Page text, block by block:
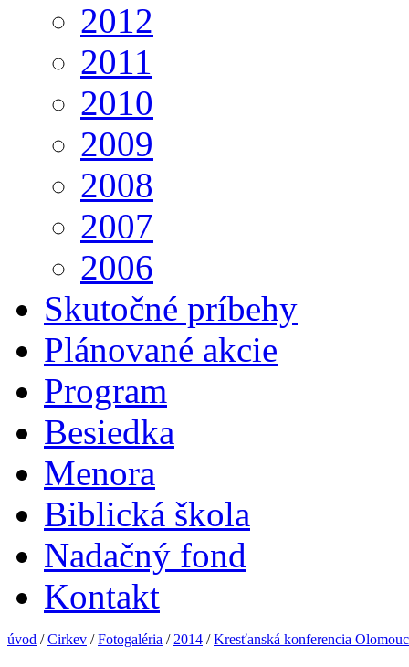
2012
2011
2010
2009
2008
2007
2006
Skutočné príbehy
Plánované akcie
Program
Besiedka
Menora
Biblická škola
Nadačný fond
Kontakt
úvod /Cirkev /Fotogaléria / 2014 /Kresťanská konferencia Olomouc